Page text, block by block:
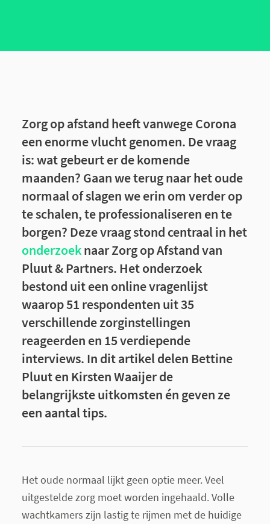
Zorg op afstand heeft vanwege Corona
een enorme vlucht genomen. De vraag
is: wat gebeurt er de komende
maanden? Gaan we terug naar het oude
normaal of slagen we erin om verder op
te schalen, te professionaliseren en te
borgen? Deze vraag stond centraal in het
onderzoeknaar Zorg op Afstand van
Pluut & Partners. Het onderzoek
bestond uit een online vragenlijst
waarop 51 respondenten uit 35
verschillende zorginstellingen
reageerden en 15 verdiepende
interviews. In dit artikel delen Bettine
Pluut en Kirsten Waaijer de
belangrijkste uitkomsten én geven ze
een aantal tips.
Het oude normaal lijkt geen optie meer. Veel
uitgestelde zorg moet worden ingehaald. Volle
wachtkamers zijn lastig te rijmen met de huidige